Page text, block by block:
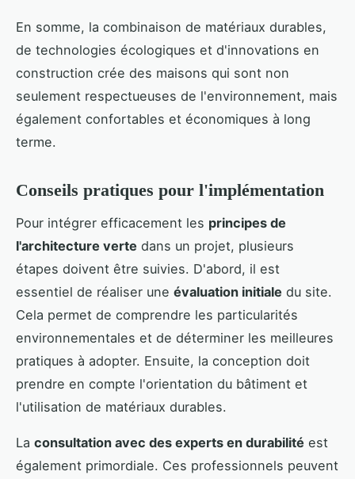
En somme, la combinaison de matériaux durables,
de technologies écologiques et d'innovations en
construction crée des maisons qui sont non
seulement respectueuses de l'environnement, mais
également confortables et économiques à long
terme.
Conseils pratiques pour l'implémentation
Pour intégrer efficacement les principes de
l'architecture verte dans un projet, plusieurs
étapes doivent être suivies. D'abord, il est
essentiel de réaliser une évaluation initiale du site.
Cela permet de comprendre les particularités
environnementales et de déterminer les meilleures
pratiques à adopter. Ensuite, la conception doit
prendre en compte l'orientation du bâtiment et
l'utilisation de matériaux durables.
La consultation avec des experts en durabilité est
également primordiale. Ces professionnels peuvent